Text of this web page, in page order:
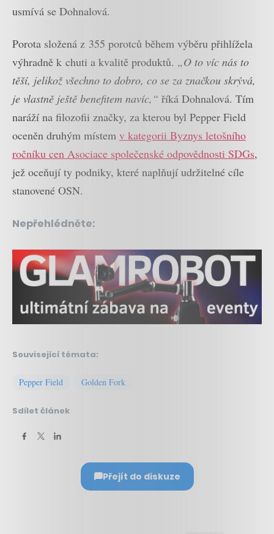
usmívá se Dohnalová.
Porota složená z 355 porotců během výběru přihlížela
výhradně k chuti a kvalitě produktů. „O to víc nás to
těší, jelikož všechno to dobro, co se za značkou skrývá,
je vlastně ještě benefitem navíc,“ říká Dohnalová. Tím
naráží na filozofii značky, za kterou byl Pepper Field
oceněn druhým místem v kategorii Byznys letošního
ročníku cen Asociace společenské odpovědnosti SDGs,
jež oceňují ty podniky, které naplňují udržitelné cíle
stanovené OSN.
Nepřehlédněte:
Související témata:
Pepper Field Golden Fork
Sdílet článek
Přejít do diskuze